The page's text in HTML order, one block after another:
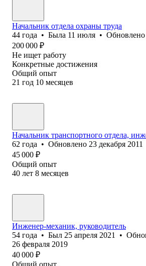
Начальник отдела охраны труда
44 года • Была 11 июля • Обновлено
200 000 ₽
Не ищет работу
Конкретные достижения
Общий опыт
21 год 10 месяцев
Начальник транспортного отдела,
62 года • Обновлено 23 декабря 2011
45 000 ₽
Общий опыт
40 лет 8 месяцев
Инженер-механик, руководитель
54 года • Был 25 апреля 2021 •
26 февраля 2019
40 000 ₽
Общий опыт